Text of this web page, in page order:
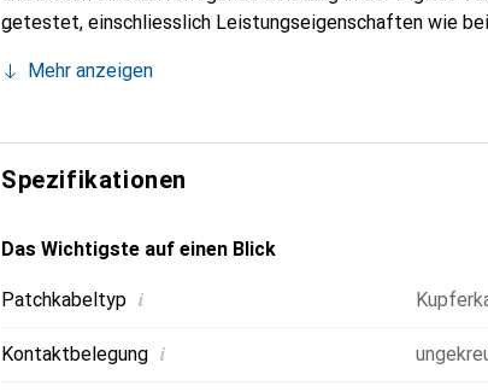
getestet, einschliesslich Leistungseigenschaften wie
Anwendungsbereichen in vollem Umfang gerecht zu
das Verhaken der Kabel sowie das Abbrechen des
Identifizierung der Kategorie wird durch die gelbe
Mehr anzeigen
Spezifikationen
Das Wichtigste auf einen Blick
Patchkabeltyp i
Kontaktbelegung i